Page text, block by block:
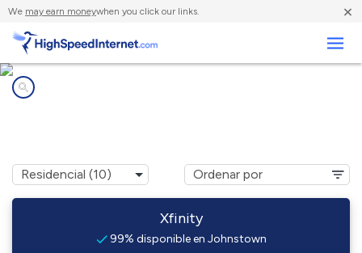
We may earn moneywhen you click our links. ×
Xfinity
99% disponible en Johnstown